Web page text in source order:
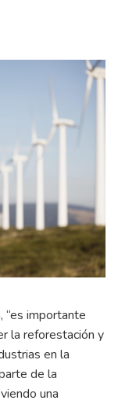
“es importante
la reforestación y
en la
de la
una